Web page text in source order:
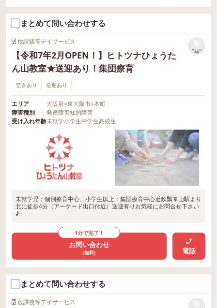
まとめて問い合わせする
放課後等デイサービス
【令和7年2月OPEN！】ヒトツナひょうた
ん山教室★送迎あり！集団療育
リストに
保存
空きあり 送迎あり
エリア 大阪府>東大阪市>本町
障害種別
発達障害知的障害
受け入れ年齢未就学小学生中学生高校生
未就学児：個別療育中心、小学生以上：集団療育中心近鉄瓢箪山駅より
北に徒歩4分（アーケード出口付近）送迎有りお気軽にお問合せ下さい
♪
1分で完了！
お問い合わせ
(無料) 電話
まとめて問い合わせする
放課後等デイサービス